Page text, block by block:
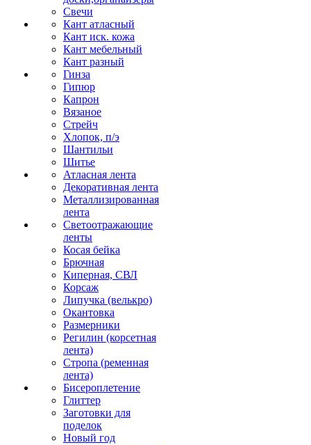
Свечи
Кант атласный
Кант иск. кожа
Кант мебельный
Кант разный
Гинза
Гипюр
Капрон
Вязаное
Стрейч
Хлопок, п/э
Шантильи
Шитье
Атласная лента
Декоративная лента
Металлизированная
лента
Светоотражающие
ленты
Косая бейка
Брючная
Киперная, СВЛ
Корсаж
Липучка (велькро)
Окантовка
Размерники
Регилин (корсетная
лента)
Стропа (ременная
лента)
Бисероплетение
Глиттер
Заготовки для
поделок
Новый год